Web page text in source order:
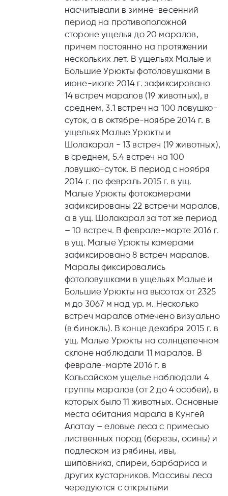
насчитывали в зимне-весенний
период на противоположной
стороне ущелья до 20 маралов,
причем постоянно на протяжении
нескольких лет. В ущельях Малые и
Большие Урюкты фотоловушками в
июне-июле 2014 г. зафиксировано
14 встреч маралов (19 животных), в
среднем, 3.1 встреч на 100 ловушко-
суток, а в октябре-ноябре 2014 г. в
ущельях Малые Урюкты и
Шолакарал - 13 встреч (19 животных),
в среднем, 5.4 встреч на 100
ловушко-суток. В период с ноября
2014 г. по февраль 2015 г. в ущ.
Малые Урюкты фотокамерами
зафиксированы 22 встречи маралов,
а в ущ. Шолакарал за тот же период
– 10 встреч. В феврале-марте 2016 г.
в ущ. Малые Урюкты камерами
зафиксировано 8 встреч маралов.
Маралы фиксировались
фотоловушками в ущельях Малые и
Большие Урюкты на высотах от 2325
м до 3067 м над ур. м. Несколько
встреч маралов отмечено визуально
(в бинокль). В конце декабря 2015 г. в
ущ. Малые Урюкты на солнцепечном
склоне наблюдали 11 маралов. В
феврале-марте 2016 г. в
Кольсайском ущелье наблюдали 4
группы маралов (от 2 до 4 особей), в
которых было 11 животных. Основные
места обитания марала в Кунгей
Алатау – еловые леса с примесью
лиственных пород (березы, осины) и
подлеском из рябины, ивы,
шиповника, спиреи, барбариса и
других кустарников. Массивы леса
чередуются с открытыми